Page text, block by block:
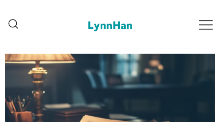
LED/OLED/LCD/E-paper 数码
标牌
LED/OLED/LCD/E-paper 数码标牌